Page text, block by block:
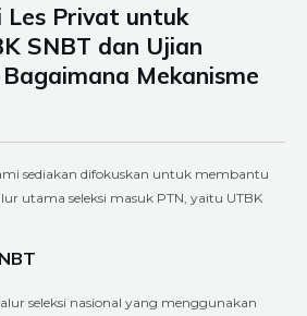
Les Privat untuk
SNBT dan Ujian
Mekanisme
sediakan difokuskan untuk membantu
utama seleksi masuk PTN, yaitu UTBK
seleksi nasional yang menggunakan